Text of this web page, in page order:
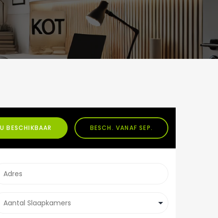
BESCHIKBAAR BESCH. VANAF SEP.